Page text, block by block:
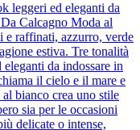
leggeri ed eleganti da
Calcagno Moda al
raffinati, azzurro, verde
estiva. Tre tonalità
da indossare in
il cielo e il mare e
bianco crea uno stile
sia per le occasioni
delicate o intense,